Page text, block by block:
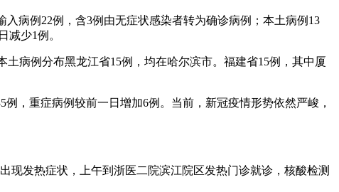
病例22例，含3例由无症状感染者转为确诊病例；本土病例13
减少1例。
病例分布黑龙江省15例，均在哈尔滨市。福建省15例，其中厦
，重症病例较前一日增加6例。当前，新冠疫情形势依然严峻，
现发热症状，上午到浙医二院滨江院区发热门诊就诊，核酸检测